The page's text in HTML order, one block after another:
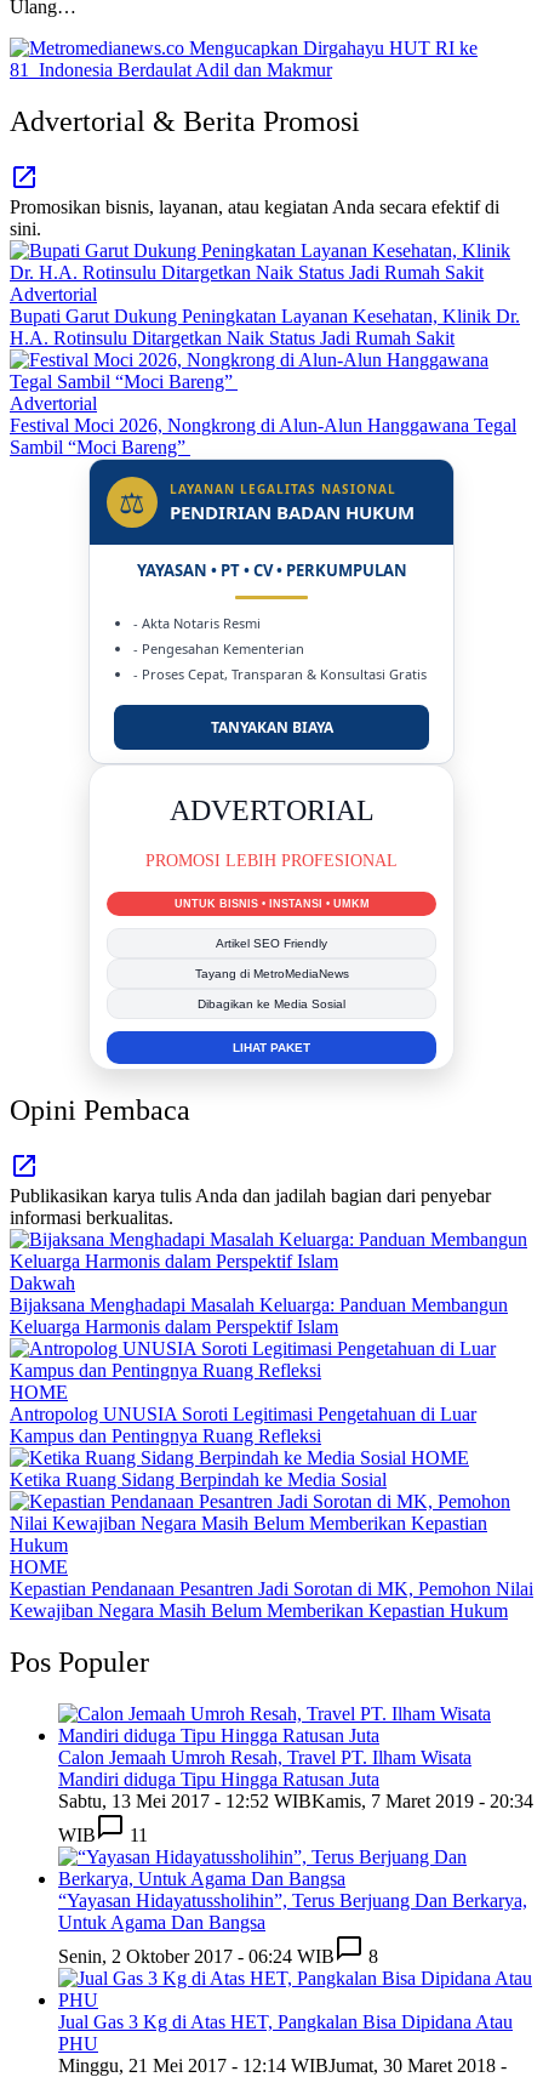
Ulang…
Advertorial & Berita Promosi
Promosikan bisnis, layanan, atau kegiatan Anda secara efektif di
sini.
Advertorial
Bupati Garut Dukung Peningkatan Layanan Kesehatan, Klinik Dr.
H.A. Rotinsulu Ditargetkan Naik Status Jadi Rumah Sakit
Advertorial
Festival Moci 2026, Nongkrong di Alun-Alun Hanggawana Tegal
Sambil “Moci Bareng”
⚖ LAYANAN LEGALITAS NASIONAL
PENDIRIAN BADAN HUKUM
YAYASAN • PT • CV • PERKUMPULAN
- Akta Notaris Resmi
- Pengesahan Kementerian
- Proses Cepat, Transparan & Konsultasi Gratis
TANYAKAN BIAYA
DUKUNG KAMI
BERSAMA METROMEDIANEWS.CO
MEDIA INFORMASI TERPERCAYA
Publikasi Kegiatan
Berita Promosi
Tingkatkan Branding Anda
INFO SELENGKAPNYA
Opini Pembaca
Publikasikan karya tulis Anda dan jadilah bagian dari penyebar
informasi berkualitas.
Dakwah
Bijaksana Menghadapi Masalah Keluarga: Panduan Membangun
Keluarga Harmonis dalam Perspektif Islam
HOME
Antropolog UNUSIA Soroti Legitimasi Pengetahuan di Luar
Kampus dan Pentingnya Ruang Refleksi
HOME
Ketika Ruang Sidang Berpindah ke Media Sosial
HOME
Kepastian Pendanaan Pesantren Jadi Sorotan di MK, Pemohon Nilai
Kewajiban Negara Masih Belum Memberikan Kepastian Hukum
Pos Populer
Calon Jemaah Umroh Resah, Travel PT. Ilham Wisata
Mandiri diduga Tipu Hingga Ratusan Juta
Sabtu, 13 Mei 2017 - 12:52 WIBKamis, 7 Maret 2019 - 20:34
WIB
11
“Yayasan Hidayatussholihin”, Terus Berjuang Dan Berkarya,
Untuk Agama Dan Bangsa
Senin, 2 Oktober 2017 - 06:24 WIB
8
Jual Gas 3 Kg di Atas HET, Pangkalan Bisa Dipidana Atau
PHU
Minggu, 21 Mei 2017 - 12:14 WIBJumat, 30 Maret 2018 -